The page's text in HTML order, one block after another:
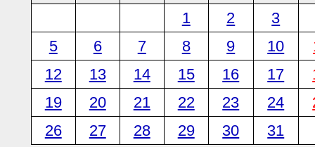
1
2
3
5
6 7 8 9 10
12
13 14 15 16 17
19
20 21 22 23 24
26
27 28 29 30 31